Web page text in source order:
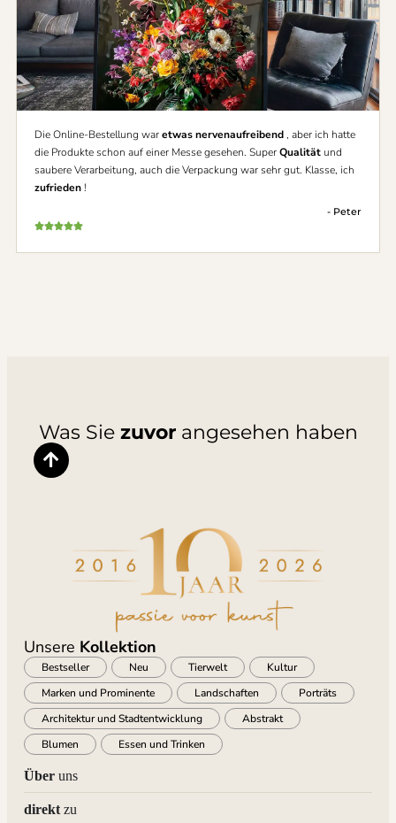
Die Online-Bestellung waretwas nervenaufreibend, aber ich hatte
die Produkte schon auf einer Messe gesehen. SuperQualität und
saubere Verarbeitung, auch die Verpackung war sehr gut. Klasse, ich
zufrieden!
- Peter
Was Sie zuvorangesehen haben
Unsere Kollektion
Bestseller Neu Tierwelt
Kultur
Marken und Prominente
Landschaften
Porträts
Architektur und Stadtentwicklung
Abstrakt
Blumen
Essen und Trinken
Überuns
direktzu